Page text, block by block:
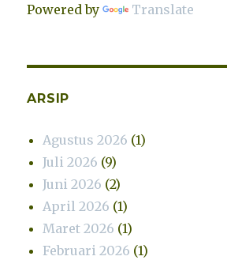
Powered by Translate
ARSIP
Agustus 2026 (1)
Juli 2026 (9)
Juni 2026 (2)
April 2026 (1)
Maret 2026 (1)
Februari 2026 (1)